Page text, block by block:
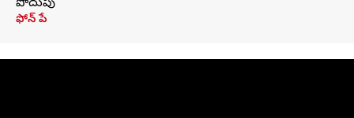
పొదుపు
ఫోన్‌ పే